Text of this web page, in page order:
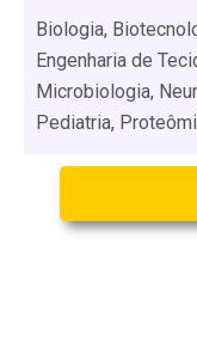
Biologia,
Engenharia de
Microbiologia,
Pediatria,